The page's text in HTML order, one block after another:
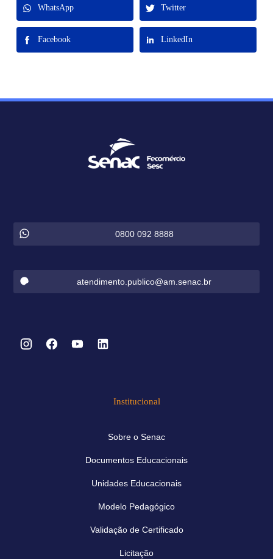
WhatsApp Twitter
Facebook LinkedIn
0800 092 8888
atendimento.publico@am.senac.br
Institucional
Sobre o Senac
Documentos Educacionais
Unidades Educacionais
Modelo Pedagógico
Validação de Certificado
Licitação